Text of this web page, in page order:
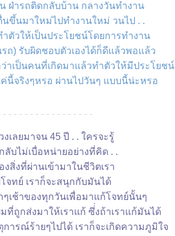
ฝ่ารถติดกลับบ้าน กลางวันทำงาน
ขึ้นมาใหม่ไปทำงานใหม่ วนไป . .
ตัวให้เป็นประโยชน์โดยการทำงาน
ถ) รับผิดชอบตัวเองได้ก็ดีแล้วพอแล้ว
ว่าเป็นคนที่เกิดมาแล้วทำตัวให้มีประโยชน์
นี้จริงๆหรอ ผ่านไปวันๆ แบบนี้น่ะหรอ
- - - - - - - - - - - - - - - - -
งเลยมาจน 45 ปี . . ใครจะรู้
บไม่เบื่อหน่ายอย่างที่คิด . .
งสิ่งที่ผ่านเข้ามาในชีวิตเรา
ทย์ เราก็จะสนุกกับมันได้
เช้าของทุกวันเพื่อมาแก้โจทย์นั้นๆ
ถูกส่งมาให้เราแก้ ซึ่่งถ้าเราแก้มันได้
การณ์ร้ายๆไปได้ เราก็จะเกิดความภูมิใจ